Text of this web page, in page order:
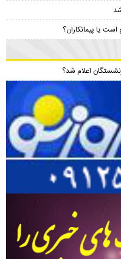
یا پیمانکاران؟
اعلام شد؟